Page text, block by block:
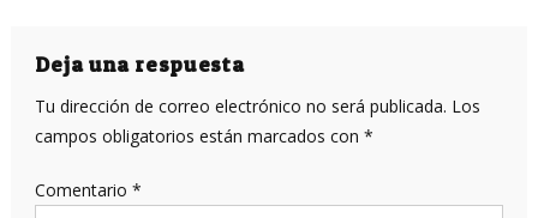
entradas
Deja una respuesta
Tu dirección de correo electrónico no será publicada. Los
campos obligatorios están marcados con *
Comentario *